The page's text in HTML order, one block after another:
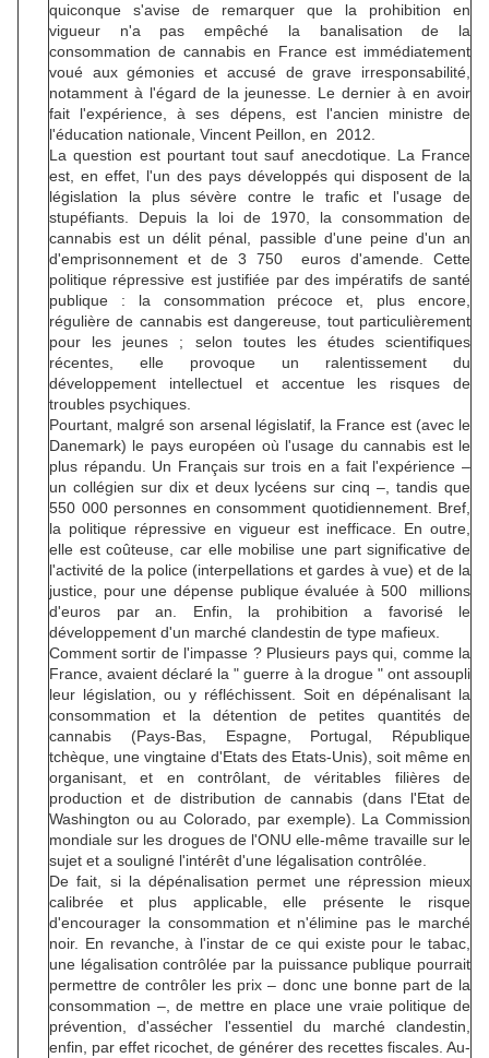
quiconque s'avise de remarquer que la prohibition en
vigueur n'a pas empêché la banalisation de la
consommation de cannabis en France est immédiatement
voué aux gémonies et accusé de grave irresponsabilité,
notamment à l'égard de la jeunesse. Le dernier à en avoir
fait l'expérience, à ses dépens, est l'ancien ministre de
l'éducation nationale, Vincent Peillon, en 2012.
La question est pourtant tout sauf anecdotique. La France
est, en effet, l'un des pays développés qui disposent de la
législation la plus sévère contre le trafic et l'usage de
stupéfiants. Depuis la loi de 1970, la consommation de
cannabis est un délit pénal, passible d'une peine d'un an
d'emprisonnement et de 3 750 euros d'amende. Cette
politique répressive est justifiée par des impératifs de santé
publique : la consommation précoce et, plus encore,
régulière de cannabis est dangereuse, tout particulièrement
pour les jeunes ; selon toutes les études scientifiques
récentes, elle provoque un ralentissement du
développement intellectuel et accentue les risques de
troubles psychiques.
Pourtant, malgré son arsenal législatif, la France est (avec le
Danemark) le pays européen où l'usage du cannabis est le
plus répandu. Un Français sur trois en a fait l'expérience –
un collégien sur dix et deux lycéens sur cinq –, tandis que
550 000 personnes en consomment quotidiennement. Bref,
la politique répressive en vigueur est inefficace. En outre,
elle est coûteuse, car elle mobilise une part significative de
l'activité de la police (interpellations et gardes à vue) et de la
justice, pour une dépense publique évaluée à 500 millions
d'euros par an. Enfin, la prohibition a favorisé le
développement d'un marché clandestin de type mafieux.
Comment sortir de l'impasse ? Plusieurs pays qui, comme la
France, avaient déclaré la " guerre à la drogue " ont assoupli
leur législation, ou y réfléchissent. Soit en dépénalisant la
consommation et la détention de petites quantités de
cannabis (Pays-Bas, Espagne, Portugal, République
tchèque, une vingtaine d'Etats des Etats-Unis), soit même en
organisant, et en contrôlant, de véritables filières de
production et de distribution de cannabis (dans l'Etat de
Washington ou au Colorado, par exemple). La Commission
mondiale sur les drogues de l'ONU elle-même travaille sur le
sujet et a souligné l'intérêt d'une légalisation contrôlée.
De fait, si la dépénalisation permet une répression mieux
calibrée et plus applicable, elle présente le risque
d'encourager la consommation et n'élimine pas le marché
noir. En revanche, à l'instar de ce qui existe pour le tabac,
une légalisation contrôlée par la puissance publique pourrait
permettre de contrôler les prix – donc une bonne part de la
consommation –, de mettre en place une vraie politique de
prévention, d'assécher l'essentiel du marché clandestin,
enfin, par effet ricochet, de générer des recettes fiscales. Au-